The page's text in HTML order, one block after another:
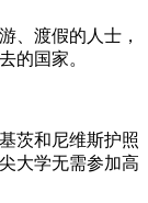
、渡假的人士，
的国家。
茨和尼维斯护照
大学无需参加高